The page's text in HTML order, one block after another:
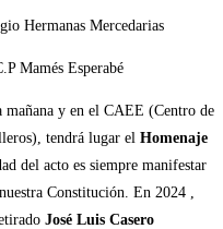
Hermanas Mercedarias
Mamés Esperabé
mañana y en el CAEE (Centro de
tendrá lugar el Homenaje
del acto es siempre manifestar
Constitución. En 2024 ,
José Luis Casero